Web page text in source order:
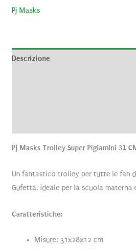
Pj Masks
Descrizione
Pj Masks Trolley Super Pigiamini 31
Un fantastico trolley per tutte le fan
Gufetta, ideale per la scuola materna
Caratteristiche:
Misure: 31x28x12 cm